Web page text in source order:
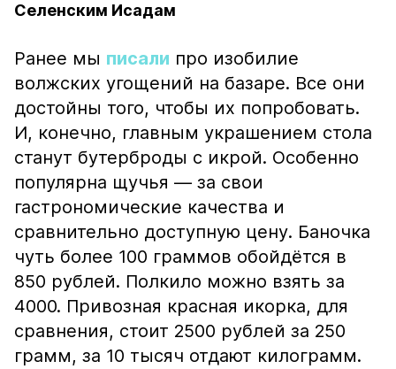
Селенским Исадам
Ранее мы писали про изобилие
волжских угощений на базаре. Все они
достойны того, чтобы их попробовать.
И, конечно, главным украшением стола
станут бутерброды с икрой. Особенно
популярна щучья — за свои
гастрономические качества и
сравнительно доступную цену. Баночка
чуть более 100 граммов обойдётся в
850 рублей. Полкило можно взять за
4000. Привозная красная икорка, для
сравнения, стоит 2500 рублей за 250
грамм, за 10 тысяч отдают килограмм.